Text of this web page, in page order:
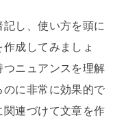
し、使い方を頭に
成してみましょ
つニュアンスを理解
のに非常に効果的で
連づけて文章を作